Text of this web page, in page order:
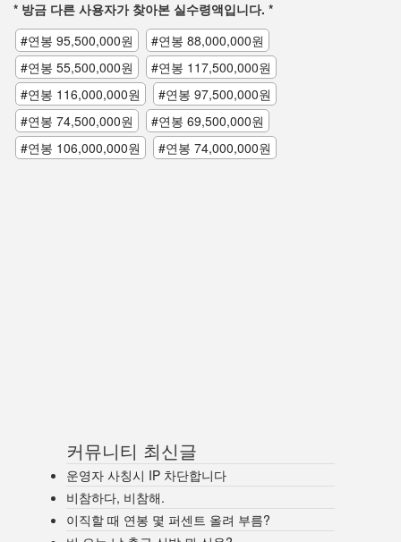
* 방금 다른 사용자가 찾아본 실수령액입니다. *
#연봉 95,500,000원
#연봉 88,000,000원
#연봉 55,500,000원
#연봉 117,500,000원
#연봉 116,000,000원
#연봉 97,500,000원
#연봉 74,500,000원
#연봉 69,500,000원
#연봉 106,000,000원
#연봉 74,000,000원
커뮤니티 최신글
운영자 사칭시 IP 차단합니다
비참하다, 비참해.
이직할 때 연봉 몇 퍼센트 올려 부름?